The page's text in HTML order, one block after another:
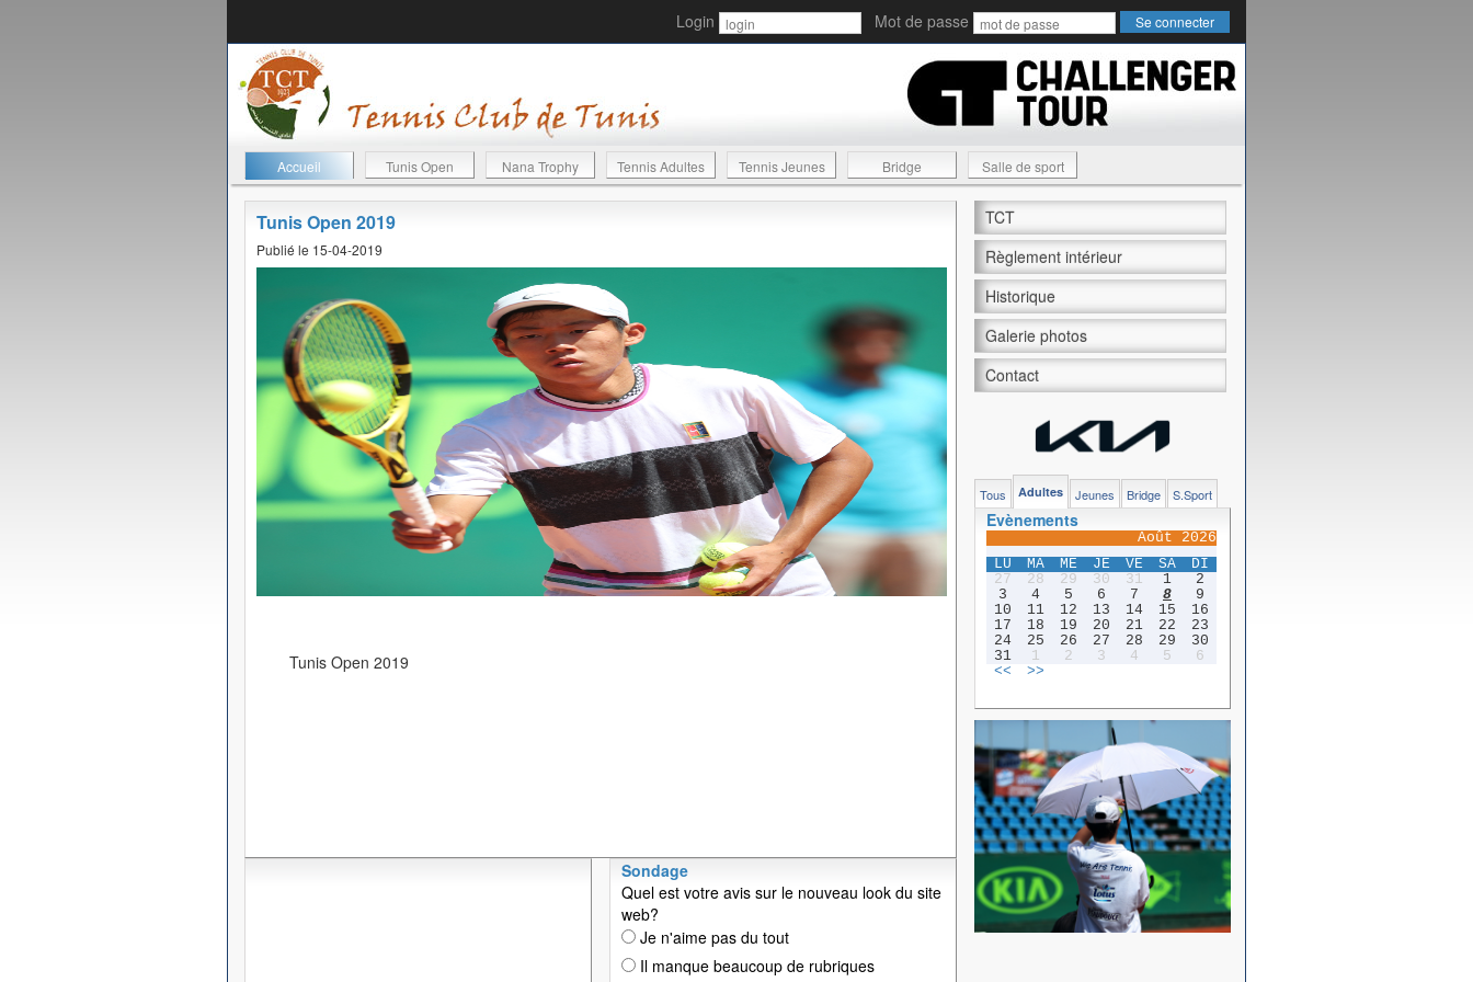
Login Mot de passe
Accueil Tunis Open Nana Trophy Tennis Adultes Tennis Jeunes Bridge Salle de sport
Tunis Open 2019
Publié le 15-04-2019
Tunis Open 2019
Sondage
Quel est votre avis sur le nouveau look du site
web?
Je n'aime pas du tout
Il manque beaucoup de rubriques
TCT
Règlement intérieur
Historique
Galerie photos
Contact
Tous Adultes Jeunes Bridge S.Sport
Evènements
Août 2026
LU
MA ME JE VE SA
DI
27
28 29 30 31 1
2
3
4 5 6 7 8
9
10
11 12 13 14 15
16
17
18 19 20 21 22
23
24
25 26 27 28 29
30
31
1 2 3 4 5
6
<<
>>